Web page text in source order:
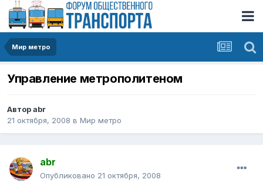
Мир метро
Управление метрополитеном
Авторabr
21 октября, 2008 в Мир метро
abr
Опубликовано 21 октября, 2008